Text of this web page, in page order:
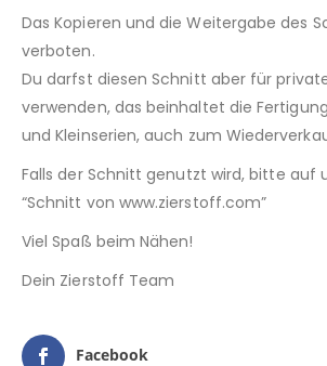
Das Kopieren und die Weitergabe des
verboten.
Du darfst diesen Schnitt aber für
verwenden, das beinhaltet die
und Kleinserien, auch zum
Falls der Schnitt genutzt wird, bitte auf
“Schnitt von www.zierstoff.com”
Viel Spaß beim Nähen!
Dein Zierstoff Team
Facebook